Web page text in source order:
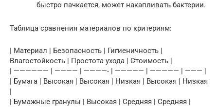
быстро пачкается, может накапливать бактерии.
Таблица сравнения материалов по критериям:
| Материал | Безопасность | Гигиеничность |
Влагостойкость | Простота ухода | Стоимость |
| —————— | ———— | ————- | ————— | ————— | ——— |
| Бумага | Высокая | Высокая | Низкая | Высокая | Низкая
|
| Бумажные гранулы | Высокая | Средняя | Средняя |